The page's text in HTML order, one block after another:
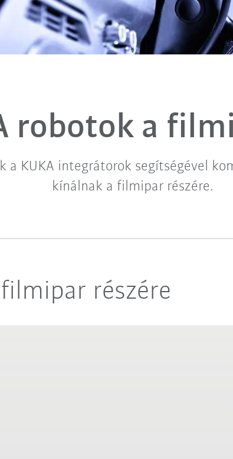
robotok a
a KUKA integrátorok segítségével
kínálnak a filmipar részére.
részére